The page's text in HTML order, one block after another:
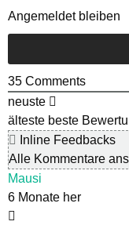
Angemeldet bleiben
35 Comments
neuste
älteste beste
Inline Feedbacks
Alle Kommentare
Mausi
6 Monate her